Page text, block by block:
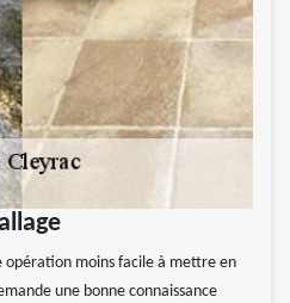
opération moins facile à mettre en
une bonne connaissance